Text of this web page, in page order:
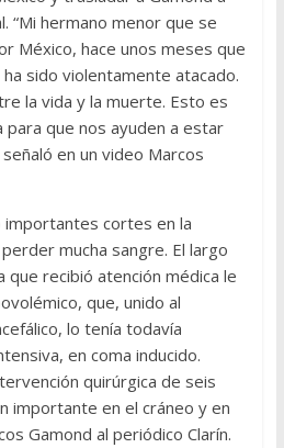
“Mi hermano menor que se
México, hace unos meses que
sido violentamente atacado.
la vida y la muerte. Esto es
para que nos ayuden a estar
en un video Marcos
importantes cortes en la
mucha sangre. El largo
recibió atención médica le
que, unido al
lo tenía todavía
en coma inducido.
quirúrgica de seis
importante en el cráneo y en
Gamond al periódico Clarín.